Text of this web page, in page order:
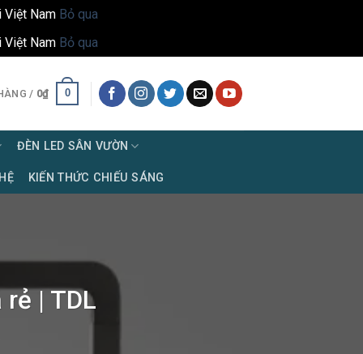
Việt Nam Bỏ qua
Việt Nam Bỏ qua
/ 0₫ 0
ĐÈN LED SÂN VƯỜN
KIẾN THỨC CHIẾU SÁNG
| TDL